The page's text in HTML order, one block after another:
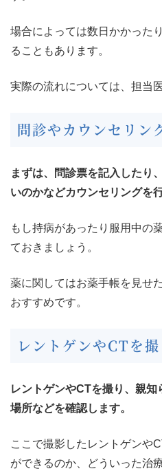
場合によっては数日かかった
ることもあります。
実際の流れについては、担当
問診やカウンセリン
まずは、問診票を記入したり
いのかなどカウンセリングを
もし持病があったり服用中の
ておきましょう。
薬に関してはお薬手帳を見せ
おすすめです。
レントゲンやCTを撮
レントゲンやCTを撮り、親
場所などを確認します。
ここで撮影したレントゲンや
ができるのか、どういった治